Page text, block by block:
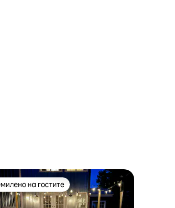
на гостите
на гостите